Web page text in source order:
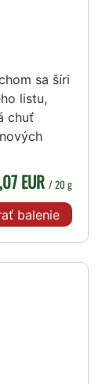
sa šíri
listu,
chuť
EUR / 20 g
balenie